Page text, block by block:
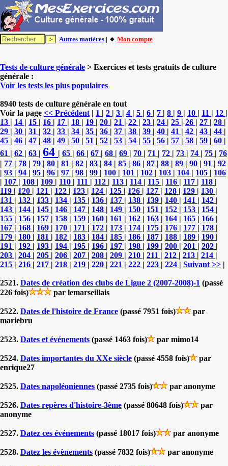
Autres matières | 🔸 Mon compte
Tests de culture générale > Exercices et tests gratuits de culture
générale :
Voir les tests les plus populaires
8940 tests de culture générale en tout
Voir la page << Précédent | 1 | 2 | 3 | 4 | 5 | 6 | 7 | 8 | 9 | 10 | 11 | 12 |
13 | 14 | 15 | 16 | 17 | 18 | 19 | 20 | 21 | 22 | 23 | 24 | 25 | 26 | 27 | 28 |
29 | 30 | 31 | 32 | 33 | 34 | 35 | 36 | 37 | 38 | 39 | 40 | 41 | 42 | 43 | 44 |
45 | 46 | 47 | 48 | 49 | 50 | 51 | 52 | 53 | 54 | 55 | 56 | 57 | 58 | 59 | 60 |
61 | 62 | 63 | 64 | 65 | 66 | 67 | 68 | 69 | 70 | 71 | 72 | 73 | 74 | 75 | 76
| 77 | 78 | 79 | 80 | 81 | 82 | 83 | 84 | 85 | 86 | 87 | 88 | 89 | 90 | 91 | 92
| 93 | 94 | 95 | 96 | 97 | 98 | 99 | 100 | 101 | 102 | 103 | 104 | 105 | 106
| 107 | 108 | 109 | 110 | 111 | 112 | 113 | 114 | 115 | 116 | 117 | 118 |
119 | 120 | 121 | 122 | 123 | 124 | 125 | 126 | 127 | 128 | 129 | 130 |
131 | 132 | 133 | 134 | 135 | 136 | 137 | 138 | 139 | 140 | 141 | 142 |
143 | 144 | 145 | 146 | 147 | 148 | 149 | 150 | 151 | 152 | 153 | 154 |
155 | 156 | 157 | 158 | 159 | 160 | 161 | 162 | 163 | 164 | 165 | 166 |
167 | 168 | 169 | 170 | 171 | 172 | 173 | 174 | 175 | 176 | 177 | 178 |
179 | 180 | 181 | 182 | 183 | 184 | 185 | 186 | 187 | 188 | 189 | 190 |
191 | 192 | 193 | 194 | 195 | 196 | 197 | 198 | 199 | 200 | 201 | 202 |
203 | 204 | 205 | 206 | 207 | 208 | 209 | 210 | 211 | 212 | 213 | 214 |
215 | 216 | 217 | 218 | 219 | 220 | 221 | 222 | 223 | 224 | Suivant >> |
2521. Dates de création des clubs de Ligue 2 (2007-2008)-1 (passé
226 fois)
par lemarseillais
2522. Dates de l'histoire de France (passé 7951 fois)
par
mariebru
2523. Dates et événements (passé 1463 fois) par mimo14
2524. Dates importantes du XXe siècle (passé 4558 fois)
par
enrique27
2525. Dates napoléoniennes (passé 2735 fois) par anonyme
2526. Dates repères d'histoire-3ème (passé 80648 fois)
par
anonyme
2527. Datez ces événements (passé 18017 fois) par anonyme
2528. Datez les évènements (passé 7832 fois) par anonyme